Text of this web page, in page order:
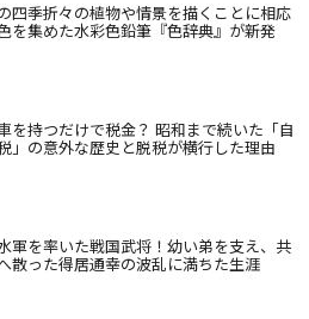
四季折々の植物や情景を描くことに相応
を集めた水彩色鉛筆『色辞典』が新発
を持つだけで税金？ 昭和まで続いた「自
」の意外な歴史と脱税が横行した理由
軍を率いた戦国武将！幼い弟を支え、共
散った得居通幸の波乱に満ちた生涯